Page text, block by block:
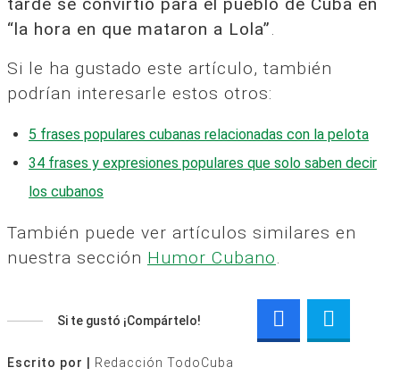
tarde se convirtió para el pueblo de Cuba en
“la hora en que mataron a Lola”.
Si le ha gustado este artículo, también
podrían interesarle estos otros:
5 frases populares cubanas relacionadas con la pelota
34 frases y expresiones populares que solo saben decir
los cubanos
También puede ver artículos similares en
nuestra sección Humor Cubano.
Si te gustó ¡Compártelo!
Escrito por |
Redacción TodoCuba